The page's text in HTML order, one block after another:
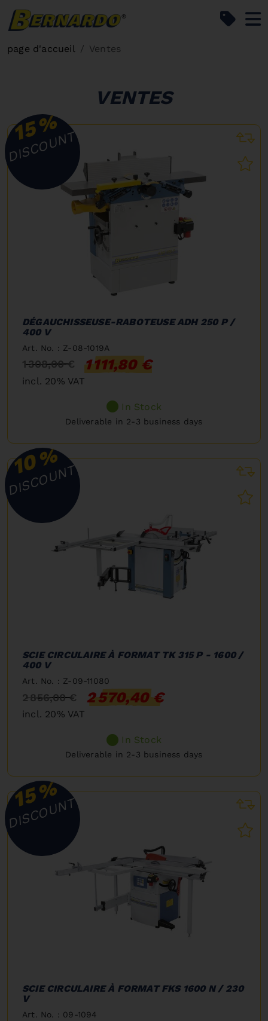
page d'accueil Ventes
VENTES
15%
DISCOUNT
DÉGAUCHISSEUSE-RABOTEUSE ADH 250 P /
400 V
Art. No. : Z-08-1019A
1 308,00 € 1 111,80 €
incl. 20% VAT
In Stock
Deliverable in 2-3 business days
10%
DISCOUNT
SCIE CIRCULAIRE À FORMAT TK 315 P - 1600 /
400 V
Art. No. : Z-09-11080
2 856,00 € 2 570,40 €
incl. 20% VAT
In Stock
Deliverable in 2-3 business days
15%
DISCOUNT
SCIE CIRCULAIRE À FORMAT FKS 1600 N / 230
V
Art. No. : 09-1094